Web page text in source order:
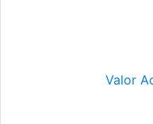
Valor